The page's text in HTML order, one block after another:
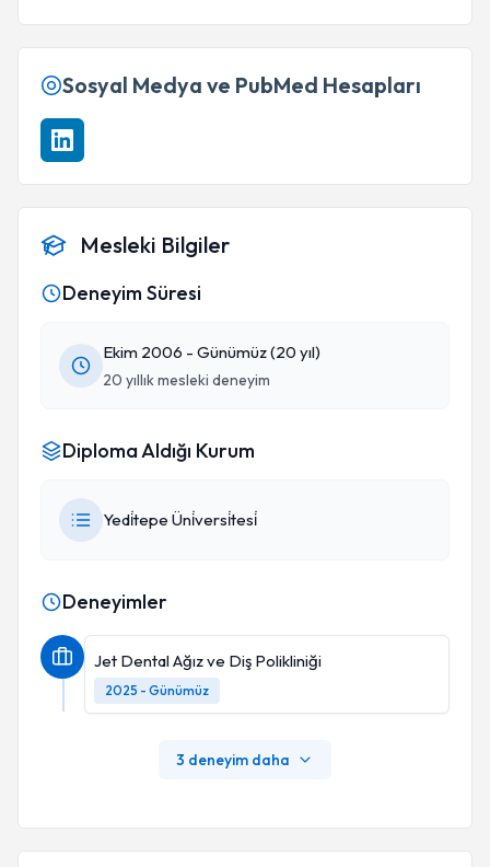
Sosyal Medya ve PubMed Hesapları
Mesleki Bilgiler
Deneyim Süresi
Ekim 2006 - Günümüz (20 yıl)
20 yıllık mesleki deneyim
Diploma Aldığı Kurum
Yedi̇tepe Üni̇versi̇tesi̇
Deneyimler
Jet Dental Ağız ve Diş Polikliniği
2025 - Günümüz
3 deneyim daha